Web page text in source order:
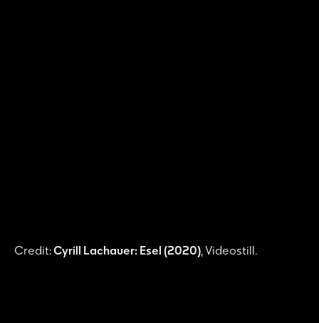
Credit:Cyrill Lachauer: Esel (2020) , Videostill.